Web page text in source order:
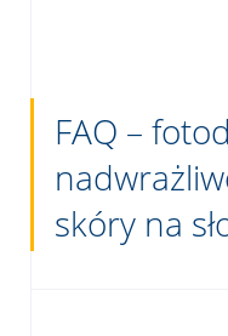
FAQ –
skóry na